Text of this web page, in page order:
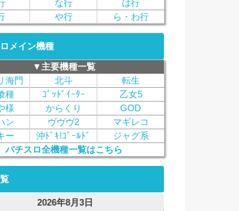
な行
は行
や行 ら・わ行
メイン機種
▼主要機種一覧
海門
北斗
転生
種
ｺﾞｯﾄﾞｲｰﾀｰ
乙女5
様
からくり
GOD
ン
ヴヴヴ2
マギレコ
ー
沖ﾄﾞｷ!ｺﾞｰﾙﾄﾞ
ジャグ系
パチスロ全機種一覧はこちら
2026年8月3日